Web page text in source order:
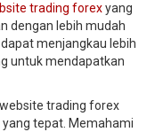
trading forexyang
dengan lebih mudah
menjangkau lebih
untuk mendapatkan
trading forex
tepat. Memahami